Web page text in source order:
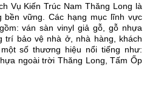
Vụ Kiến Trúc Nam Thăng Long là
bền vững. Các hạng mục lĩnh vực
ván sàn vinyl giả gỗ, gỗ nhựa
trí bảo vệ nhà ở, nhà hàng, khách
số thương hiệu nổi tiếng như:
ngoài trời Thăng Long, Tấm Ốp